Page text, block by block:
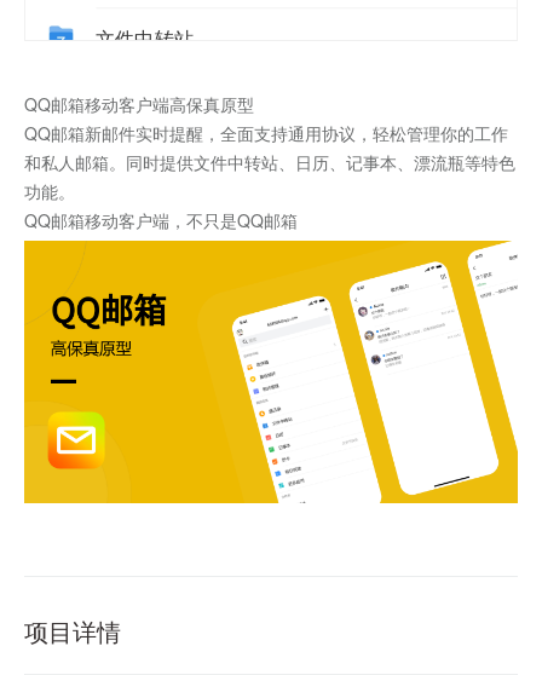
QQ邮箱移动客户端高保真原型
QQ邮箱新邮件实时提醒，全面支持通用协议，轻松管理你的工作
和私人邮箱。同时提供文件中转站、日历、记事本、漂流瓶等特色
功能。
QQ邮箱移动客户端，不只是QQ邮箱
项目详情